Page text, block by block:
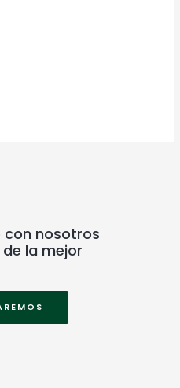
con nosotros
la mejor